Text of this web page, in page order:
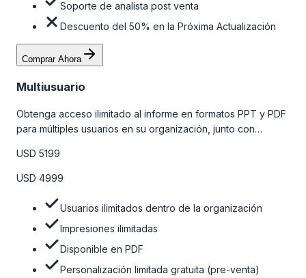
Soporte de analista post venta
Descuento del 50% en la Próxima Actualización
Comprar Ahora
Multiusuario
Obtenga acceso ilimitado al informe en formatos PPT y PDF
para múltiples usuarios en su organización, junto con
venta, el soporte post-venta de nuestros analistas y una
opción de actualización gratuita del informe dentro de 180
la tabla de precios a continuación.
USD 5199
USD 4999
Usuarios ilimitados dentro de la organización
Impresiones ilimitadas
Disponible en PDF
Personalización limitada gratuita (pre-venta)